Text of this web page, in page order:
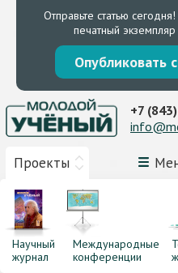
Отправьте статью сегодня!
печатный
Опубликовать
Проекты
+7
Научный
журнал
Международные
конференции